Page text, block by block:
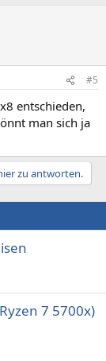
#5
entschieden,
man sich ja
zu antworten.
7 5700x)